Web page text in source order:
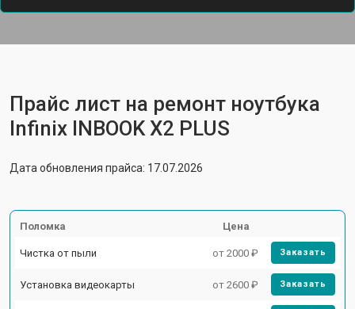
Прайс лист на ремонт ноутбука
Infinix INBOOK X2 PLUS
Дата обновления прайса: 17.07.2026
Поломка Цена
Чистка от пыли от 2000 ₽ Заказать
Установка видеокарты от 2600 ₽ Заказать